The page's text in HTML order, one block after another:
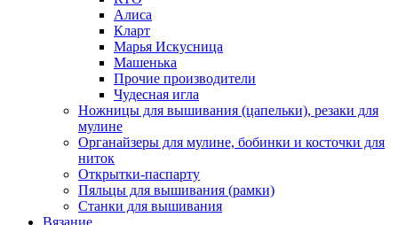
Алиса
Кларт
Марья Искусница
Машенька
Прочие производители
Чудесная игла
Ножницы для вышивания (цапельки), резаки для
мулине
Органайзеры для мулине, бобинки и косточки для
ниток
Открытки-паспарту
Пяльцы для вышивания (рамки)
Станки для вышивания
Вязание